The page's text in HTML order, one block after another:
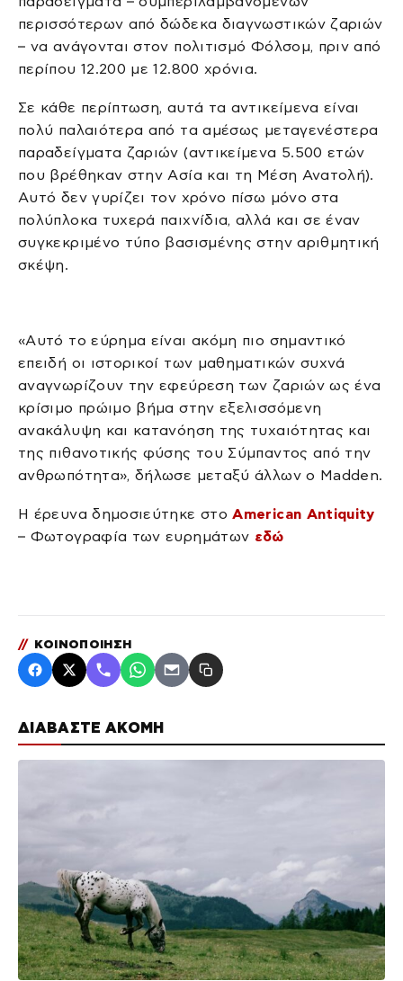
ΔΙΑΒΑΣΤΕ ΑΚΟΜΗ
περισσότερων από δώδεκα διαγνωστικών ζαριών
– να ανάγονται στον πολιτισμό Φόλσομ, πριν από
περίπου 12.200 με 12.800 χρόνια.
Σε κάθε περίπτωση, αυτά τα αντικείμενα είναι
πολύ παλαιότερα από τα αμέσως μεταγενέστερα
παραδείγματα ζαριών (αντικείμενα 5.500 ετών
που βρέθηκαν στην Ασία και τη Μέση Ανατολή).
Αυτό δεν γυρίζει τον χρόνο πίσω μόνο στα
πολύπλοκα τυχερά παιχνίδια, αλλά και σε έναν
συγκεκριμένο τύπο βασισμένης στην αριθμητική
σκέψη.
«Αυτό το εύρημα είναι ακόμη πιο σημαντικό
επειδή οι ιστορικοί των μαθηματικών συχνά
αναγνωρίζουν την εφεύρεση των ζαριών ως ένα
κρίσιμο πρώιμο βήμα στην εξελισσόμενη
ανακάλυψη και κατανόηση της τυχαιότητας και
της πιθανοτικής φύσης του Σύμπαντος από την
ανθρωπότητα», δήλωσε μεταξύ άλλων ο Madden.
Η έρευνα δημοσιεύτηκε στοAmerican Antiquity
– Φωτογραφία των ευρημάτων εδώ
// ΚΟΙΝΟΠΟΙΗΣΗ